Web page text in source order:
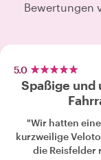
Bewertungen
5.0
Spaßige und
"Wir hatten
kurzweilige
die Reisfelder